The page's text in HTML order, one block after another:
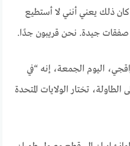
كان ذلك يعني أنني لا أستطيع
صفقات جيدة. نحن قريبون جدًا.
اليوم الجمعة، إنه “في
تختار الولايات المتحدة